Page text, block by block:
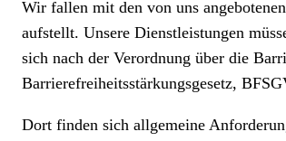
Wir fallen mit den von uns
aufstellt. Unsere Dienstleistungen
sich nach der Verordnung über die
Barrierefreiheitsstärkungsgesetz,
Dort finden sich allgemeine